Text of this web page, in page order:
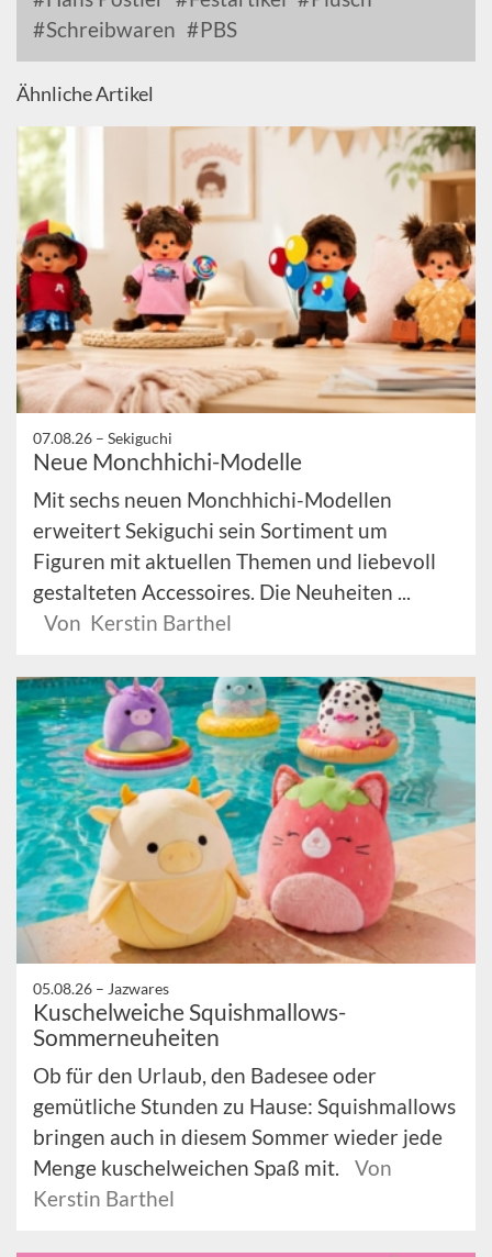
Schreibwaren
PBS
Ähnliche Artikel
07.08.26 – Sekiguchi
Neue Monchhichi-Modelle
Mit sechs neuen Monchhichi-Modellen
erweitert Sekiguchi sein Sortiment um
Figuren mit aktuellen Themen und liebevoll
gestalteten Accessoires. Die Neuheiten ...
Von Kerstin Barthel
05.08.26 – Jazwares
Kuschelweiche Squishmallows-
Sommerneuheiten
Ob für den Urlaub, den Badesee oder
gemütliche Stunden zu Hause: Squishmallows
bringen auch in diesem Sommer wieder jede
Menge kuschelweichen Spaß mit.
Von
Kerstin Barthel